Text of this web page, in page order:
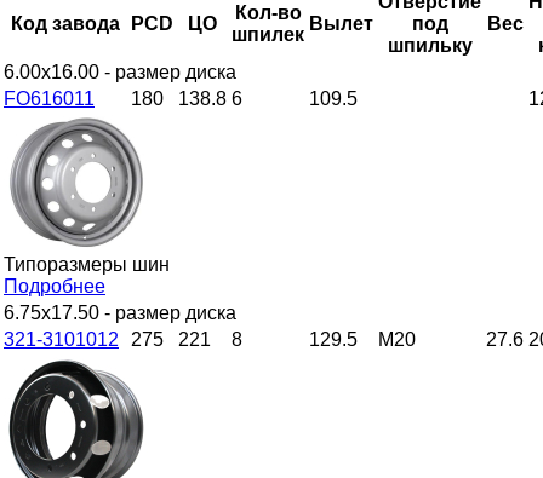
Код завода PCD ЦО
Кол-во
шпилек
Вылет
под
шпильку
Вес
6.00x16.00 - размер диска
FO616011
180 138.8 6 109.5
Типоразмеры шин
Подробнее
6.75x17.50 - размер диска
321-3101012
275 221 8 129.5 M20 27.6